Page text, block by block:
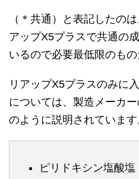
（＊共通）と表記したの
アップX5プラスで共通の
いるので必要最低限のもの
リアップX5プラスのみに
については、製造メーカ
のように説明されています
ピリドキシン塩酸